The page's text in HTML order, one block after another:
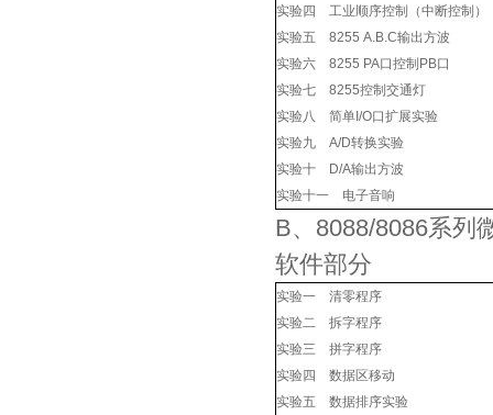
实验四 工业顺序控制（中断控制）
实验五 8255 A.B.C输出方波
实验六 8255 PA口控制PB口
实验七 8255控制交通灯
实验八 简单I/O口扩展实验
实验九 A/D转换实验
实验十 D/A输出方波
实验十一 电子音响
B、8088/8086系列
软件部分
实验一 清零程序
实验二 拆字程序
实验三 拼字程序
实验四 数据区移动
实验五 数据排序实验